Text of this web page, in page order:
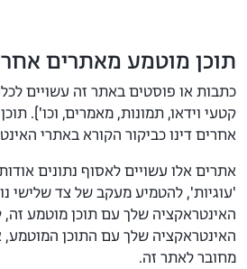
תוכן מוטמע מאתרים
כתבות או פוסטים באתר זה עשויים
קטעי וידאו, תמונות, מאמרים, וכו').
אחרים דינו כביקור הקורא באתרי
אתרים אלו עשויים לאסוף נתונים
'עוגיות', להטמיע מעקב של צד שלישי
האינטראקציה שלך עם תוכן מוטמע
האינטראקציה שלך עם התוכן
מחובר לאתר זה.